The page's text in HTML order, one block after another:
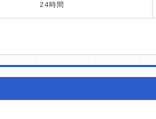
24時間